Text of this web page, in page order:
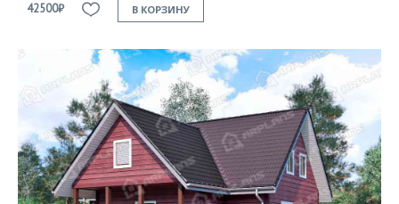
42500₽ В КОРЗИНУ